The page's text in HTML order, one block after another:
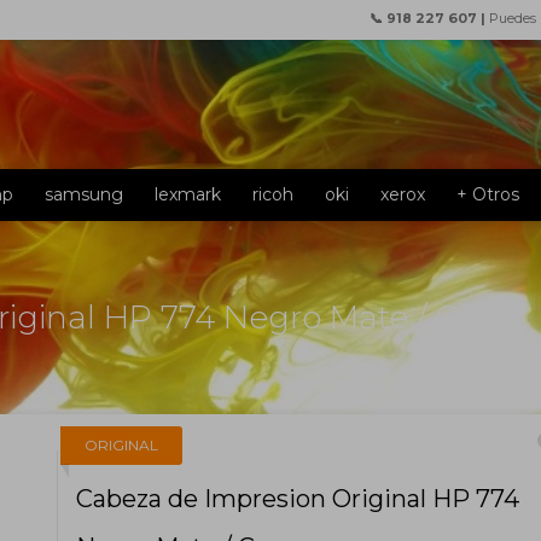
📞 918 227 607 | Puedes
samsung lexmark ricoh oki xerox + Otros
HP 774 Negro Mate / Cyan
ORIGINAL
Cabeza de Impresion Original HP 774